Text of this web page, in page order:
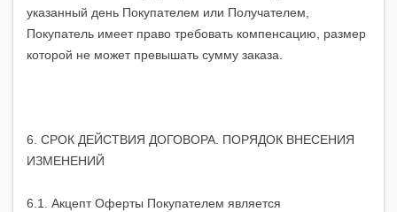
указанный день Покупателем или Получателем,
Покупатель имеет право требовать компенсацию, размер
которой не может превышать сумму заказа.
6. СРОК ДЕЙСТВИЯ ДОГОВОРА. ПОРЯДОК ВНЕСЕНИЯ
ИЗМЕНЕНИЙ
6.1. Акцепт Оферты Покупателем является